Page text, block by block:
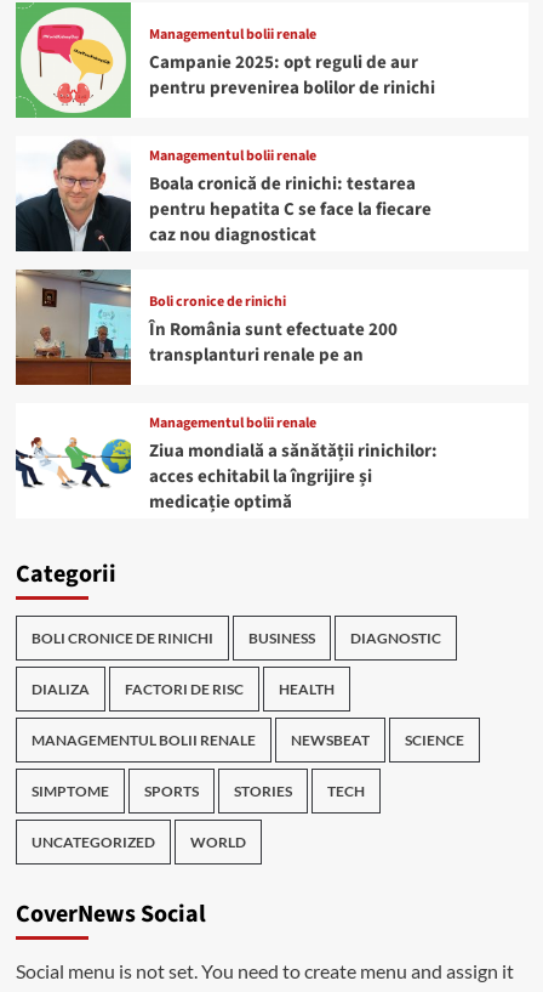
Managementul bolii renale
Campanie 2025: opt reguli de aur
pentru prevenirea bolilor de rinichi
Managementul bolii renale
Boala cronică de rinichi: testarea
pentru hepatita C se face la fiecare
caz nou diagnosticat
Boli cronice de rinichi
În România sunt efectuate 200
transplanturi renale pe an
Managementul bolii renale
Ziua mondială a sănătății rinichilor:
acces echitabil la îngrijire și
medicație optimă
Categorii
BOLI CRONICE DE RINICHI BUSINESS DIAGNOSTIC
DIALIZA FACTORI DE RISC HEALTH
MANAGEMENTUL BOLII RENALE NEWSBEAT SCIENCE
SIMPTOME SPORTS STORIES TECH
UNCATEGORIZED WORLD
CoverNews Social
Social menu is not set. You need to create menu and assign it